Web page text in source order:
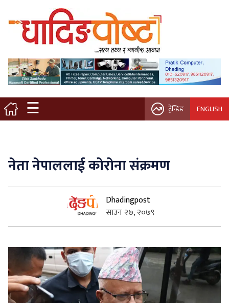
☰
मुख्य पृष्ठ
स्थानीय समाचार
विचार / ब्लग
नगर/गाउँ पालिका
प्रवास
सुचनाहरु
स्वास्थ्य
भिडियो
ट्रेन्डिङ ENGLISH
नेता नेपाललाई कोरोना संक्रमण
Dhadingpost
साउन २७, २०७९